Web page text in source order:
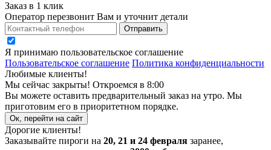
Заказ в 1 клик
Оператор перезвонит Вам и уточнит детали
Отправить
Я принимаю пользовательское соглашение
Пользовательское соглашение Политика конфиденциальности
Любимые клиенты!
Мы сейчас закрыты! Откроемся в 8:00
Вы можете оставить предварительный заказ на утро. Мы
приготовим его в приоритетном порядке.
Ок, перейти на сайт
Дорогие клиенты!
Заказывайте пироги на 20, 21 и 24 февраля заранее,